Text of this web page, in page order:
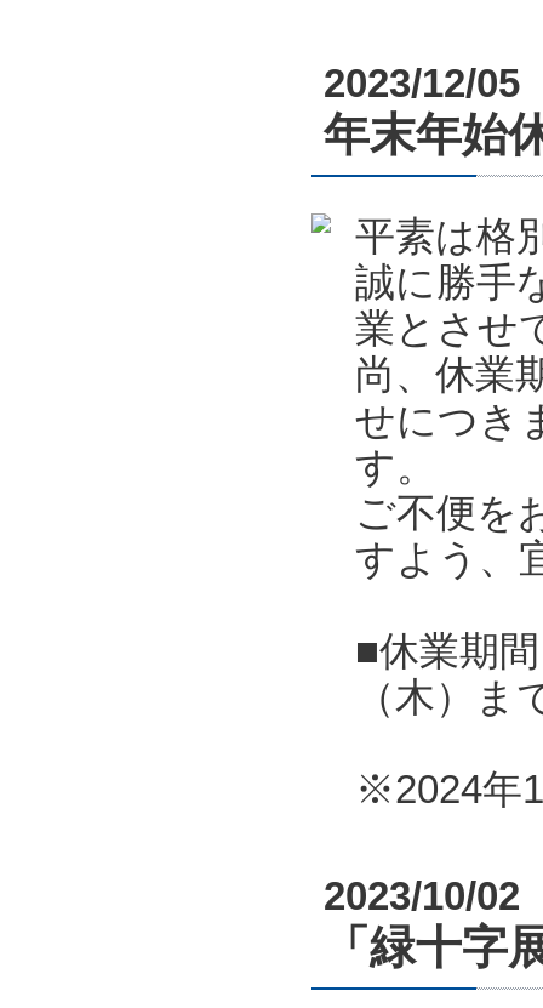
2023/12/05
年末年始
平素は格
誠に勝手
業とさせ
尚、休業
せにつき
す。
ご不便を
すよう、
■休業期
（木）ま
※2024年
2023/10/02
「緑十